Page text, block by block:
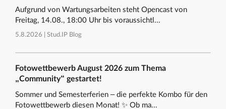
Aufgrund von Wartungsarbeiten steht Opencast von
Freitag, 14.08., 18:00 Uhr bis voraussichtl...
5.8.2026 | Stud.IP Blog
Fotowettbewerb August 2026 zum Thema
„Community“ gestartet!
Sommer und Semesterferien – die perfekte Kombo für den
Fotowettbewerb diesen Monat! ✨ Ob ma...